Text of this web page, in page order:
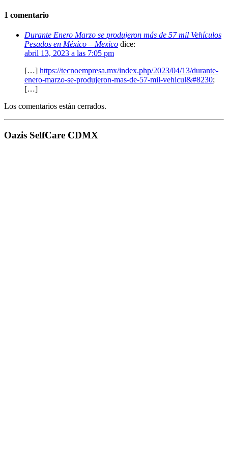
1 comentario
Durante Enero Marzo se produjeron más de 57 mil Vehículos
Pesados en México – Mexico dice:
abril 13, 2023 a las 7:05 pm
[…] https://tecnoempresa.mx/index.php/2023/04/13/durante-
enero-marzo-se-produjeron-mas-de-57-mil-vehicul&#8230;
[…]
Los comentarios están cerrados.
Oazis SelfCare CDMX